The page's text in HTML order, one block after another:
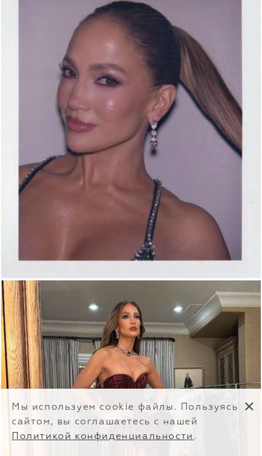
Мы используем cookie файлы. Пользуясь
сайтом, вы соглашаетесь с нашей
Политикой конфиденциальности .
✕